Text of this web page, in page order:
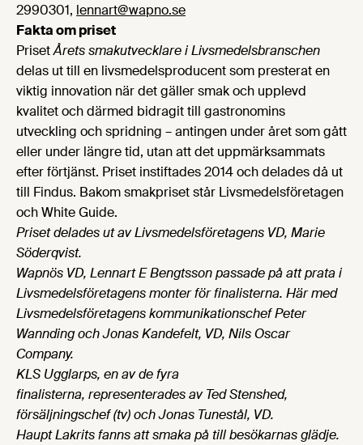
2990301, lennart@wapno.se
Fakta om priset
PrisetÅrets smakutvecklare i Livsmedelsbranschen
delas ut till en livsmedelsproducent som presterat en
viktig innovation när det gäller smak och upplevd
kvalitet och därmed bidragit till gastronomins
utveckling och spridning – antingen under året som gått
eller under längre tid, utan att det uppmärksammats
efter förtjänst. Priset instiftades 2014 och delades då ut
till Findus. Bakom smakpriset står Livsmedelsföretagen
och White Guide.
Priset delades ut av Livsmedelsföretagens VD, Marie
Söderqvist.
Wapnös VD, Lennart E Bengtsson passade på att prata i
Livsmedelsföretagens monter för finalisterna. Här med
Livsmedelsföretagens kommunikationschef Peter
Wannding och Jonas Kandefelt, VD, Nils Oscar
Company.
KLS Ugglarps, en av de fyra
finalisterna, representerades av Ted Stenshed,
försäljningschef (tv) och Jonas Tunestål, VD.
Haupt Lakrits fanns att smaka på till besökarnas glädje.